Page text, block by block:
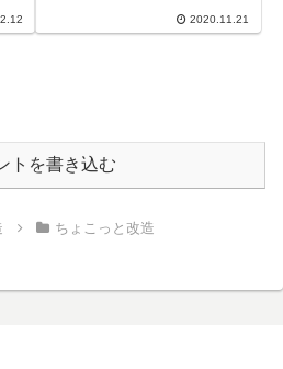
ね。電池が膨れてかなり...2020.11.21
トを書き込む
ちょこっと改造